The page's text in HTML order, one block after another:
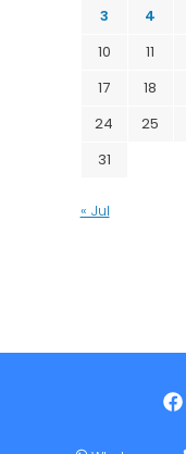
3
4
10
11
17
18
24
25
31
« Jul